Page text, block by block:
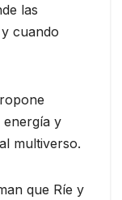
las
cuando
energía y
multiverso.
que Ríe y